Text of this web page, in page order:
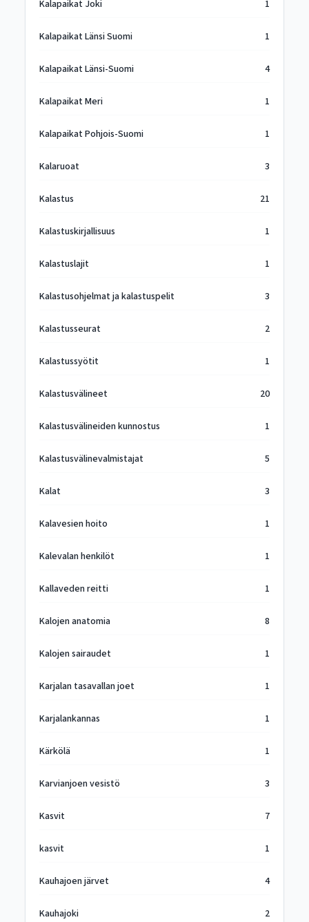
Kalapaikat Joki 1
Kalapaikat Länsi Suomi 1
Kalapaikat Länsi-Suomi 4
Kalapaikat Meri 1
Kalapaikat Pohjois-Suomi 1
Kalaruoat 3
Kalastus 21
Kalastuskirjallisuus 1
Kalastuslajit 1
Kalastusohjelmat ja kalastuspelit 3
Kalastusseurat 2
Kalastussyötit 1
Kalastusvälineet 20
Kalastusvälineiden kunnostus 1
Kalastusvälinevalmistajat 5
Kalat 3
Kalavesien hoito 1
Kalevalan henkilöt 1
Kallaveden reitti 1
Kalojen anatomia 8
Kalojen sairaudet 1
Karjalan tasavallan joet 1
Karjalankannas 1
Kärkölä 1
Karvianjoen vesistö 3
Kasvit 7
kasvit 1
Kauhajoen järvet 4
Kauhajoki 2